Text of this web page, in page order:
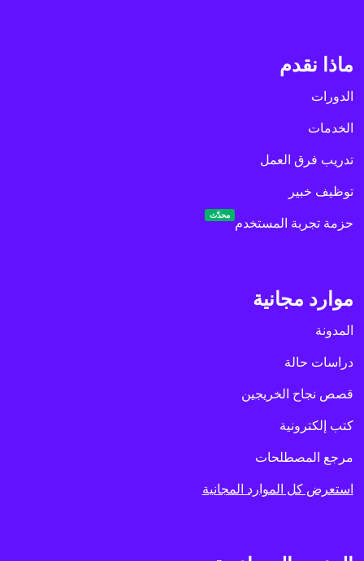
ماذا نقدم
الدورات
الخدمات
تدريب فرق العمل
توظيف خبير
حزمة تجربة المستخدم
محدّث
موارد مجانية
المدونة
دراسات حالة
قصص نجاح الخريجين
كتب إلكترونية
مرجع المصطلحات
استعرض كل الموارد المجانية